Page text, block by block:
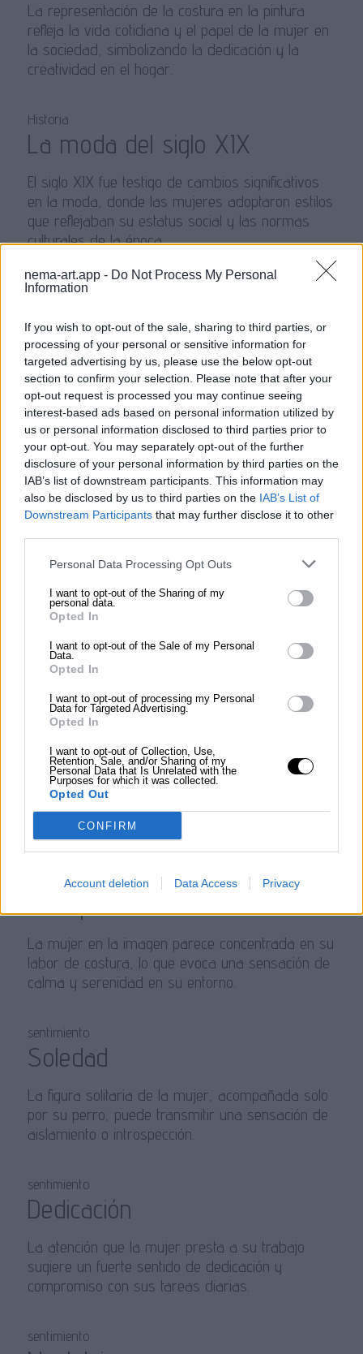
nema-art.app - Do Not Process My Personal
Information
If you wish to opt-out of the sale, sharing to third parties, or
processing of your personal or sensitive information for
targeted advertising by us, please use the below opt-out
section to confirm your selection. Please note that after your
opt-out request is processed you may continue seeing
interest-based ads based on personal information utilized by
us or personal information disclosed to third parties prior to
your opt-out. You may separately opt-out of the further
disclosure of your personal information by third parties on the
IAB’s list of downstream participants. This information may
also be disclosed by us to third parties on the IAB’s List of
Downstream Participants that may further disclose it to other
Personal Data Processing Opt Outs
I want to opt-out of the Sharing of my
personal data.
Opted In
I want to opt-out of the Sale of my Personal
Data.
Opted In
I want to opt-out of processing my Personal
Data for Targeted Advertising.
Opted In
I want to opt-out of Collection, Use,
Retention, Sale, and/or Sharing of my
Personal Data that Is Unrelated with the
Purposes for which it was collected.
Opted Out
CONFIRM
Account deletion Data Access Privacy
La representación de la costura en la pintura
refleja la vida cotidiana y el papel de la mujer en
la sociedad, simbolizando la dedicación y la
creatividad en el hogar.
Historia
La moda del siglo XIX
El siglo XIX fue testigo de cambios significativos
en la moda, donde las mujeres adoptaron estilos
que reflejaban su estatus social y las normas
culturales de la época.
Literatura
La vida doméstica en la
literatura
La literatura del siglo XIX a menudo explora la
vida doméstica, destacando las experiencias de
las mujeres y su papel en la familia y la sociedad
a través de relatos íntimos.
Cultura
El papel de los animales en el
hogar
sido símbolos de compañía y lealtad en la
cultura, representando la conexión emocional
entre humanos y mascotas en la vida cotidiana.
Psicología
La soledad y la creatividad
La soledad puede ser un catalizador para la
creatividad, permitiendo a las personas, como la
mujer en la imagen, concentrarse en actividades
que fomentan la autoexpresión y la reflexión
personal.
sentimiento
Tranquilidad
La mujer en la imagen parece concentrada en su
labor de costura, lo que evoca una sensación de
calma y serenidad en su entorno.
sentimiento
Soledad
La figura solitaria de la mujer, acompañada solo
por su perro, puede transmitir una sensación de
aislamiento o introspección.
sentimiento
Dedicación
La atención que la mujer presta a su trabajo
sugiere un fuerte sentido de dedicación y
compromiso con sus tareas diarias.
sentimiento